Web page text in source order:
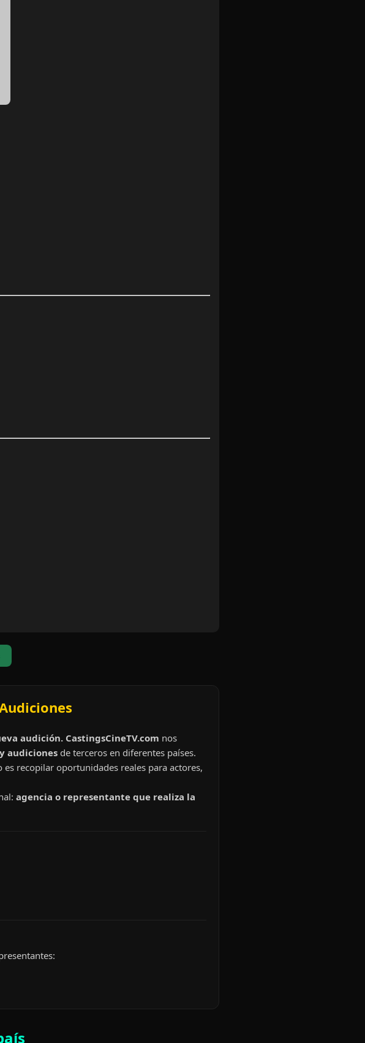
audición. CastingsCineTV.com nos
audiciones de terceros en diferentes países.
es recopilar oportunidades reales para actores,
agencia o representante que realiza la